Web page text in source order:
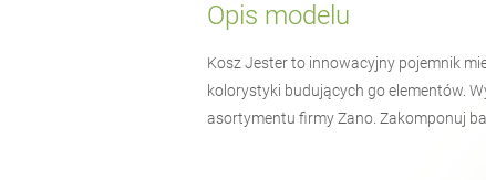
Opis modelu
Kosz Jester to innowacyjny pojemnik
kolorystyki budujących go elementów.
asortymentu firmy Zano. Zakomponuj